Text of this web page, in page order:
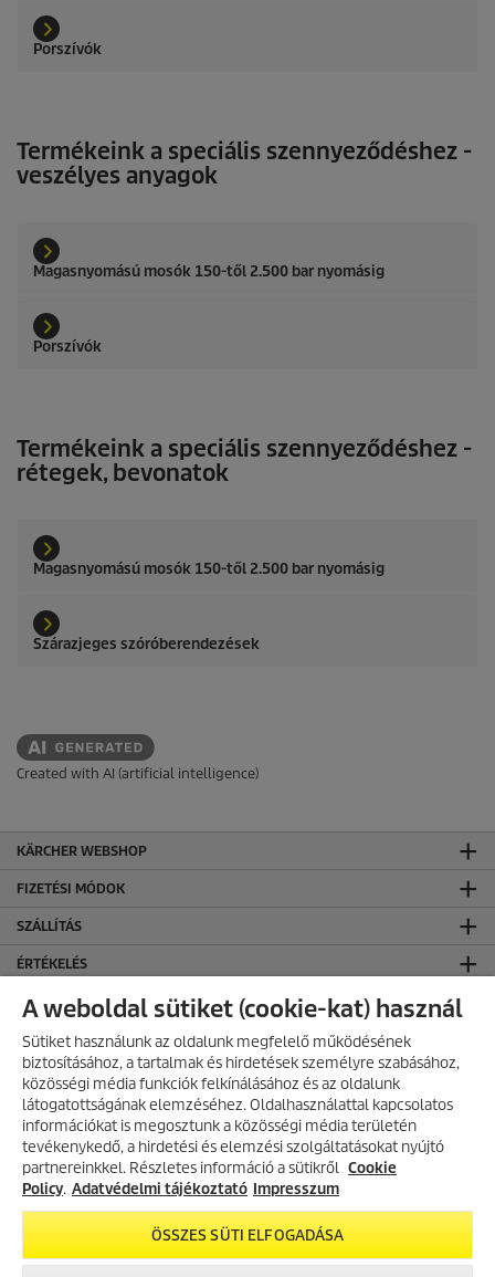
AKCIÓS TERMÉKEK
Fedezd fel folyamatosan frissülő
akciós kínálatunkat, és találd meg
a legjobb ajánlatokat.
AKCIÓK MEGTEKINTÉSE
Porszívók
Termékeink a speciális szennyeződéshez -
veszélyes anyagok
Magasnyomású mosók 150-től 2.500 bar nyomásig
Porszívók
Termékeink a speciális szennyeződéshez -
rétegek, bevonatok
Magasnyomású mosók 150-től 2.500 bar nyomásig
Szárazjeges szóróberendezések
Created with AI (artificial intelligence)
KÄRCHER WEBSHOP
FIZETÉSI MÓDOK
SZÁLLÍTÁS
ÉRTÉKELÉS
KÄRCHER KÖZÖSSÉGI OLDALAK
CO₂-SEMLEGES WEBOLDAL
KAPCSOLAT
KAPCSOLAT
ÁLTALÁNOS INFORMÁCIÓK
ÁSZF ÉS ADATVÉDELEM
A weboldal sütiket (cookie-kat) használ
Sütiket használunk az oldalunk megfelelő működésének
biztosításához, a tartalmak és hirdetések személyre szabásához,
közösségi média funkciók felkínálásához és az oldalunk
látogatottságának elemzéséhez. Oldalhasználattal kapcsolatos
információkat is megosztunk a közösségi média területén
tevékenykedő, a hirdetési és elemzési szolgáltatásokat nyújtó
partnereinkkel. Részletes információ a sütikről Cookie
Policy. Adatvédelmi tájékoztató Impresszum
ÖSSZES SÜTI ELFOGADÁSA